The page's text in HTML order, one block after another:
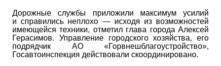
Дорожные службы приложили максимум усилий
и справились неплохо — исходя из возможностей
имеющейся техники, отметил глава города Алексей
Герасимов. Управление городского хозяйства, его
подрядчик АО «Горвнешблагоустройство»,
Госавтоинспекция действовали скоординировано.